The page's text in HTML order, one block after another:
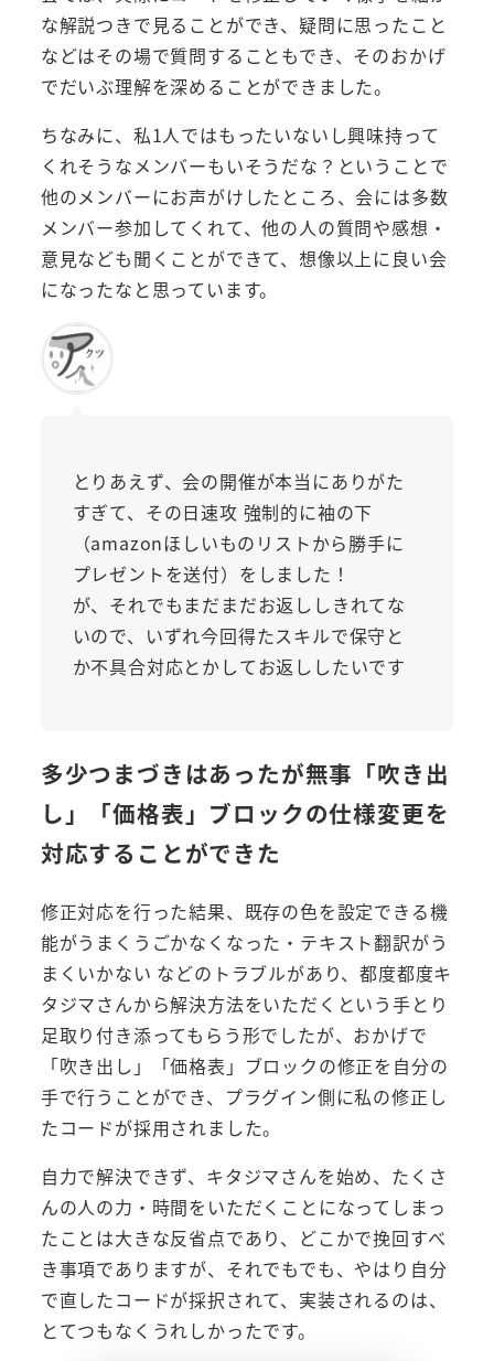
な解説つきで見ることができ、疑問に思ったこと
などはその場で質問することもでき、そのおかげ
でだいぶ理解を深めることができました。
ちなみに、私1人ではもったいないし興味持って
くれそうなメンバーもいそうだな？ということで
他のメンバーにお声がけしたところ、会には多数
メンバー参加してくれて、他の人の質問や感想・
意見なども聞くことができて、想像以上に良い会
になったなと思っています。
とりあえず、会の開催が本当にありがた
すぎて、その日速攻 強制的に袖の下
（amazonほしいものリストから勝手に
プレゼントを送付）をしました！
が、それでもまだまだお返ししきれてな
いので、いずれ今回得たスキルで保守と
か不具合対応とかしてお返ししたいです
多少つまづきはあったが無事「吹き出
し」「価格表」ブロックの仕様変更を
対応することができた
修正対応を行った結果、既存の色を設定できる機
能がうまくうごかなくなった・テキスト翻訳がう
まくいかない などのトラブルがあり、都度都度キ
タジマさんから解決方法をいただくという手とり
足取り付き添ってもらう形でしたが、おかげで
「吹き出し」「価格表」ブロックの修正を自分の
手で行うことができ、プラグイン側に私の修正し
たコードが採用されました。
自力で解決できず、キタジマさんを始め、たくさ
んの人の力・時間をいただくことになってしまっ
たことは大きな反省点であり、どこかで挽回すべ
き事項でありますが、それでもでも、やはり自分
で直したコードが採択されて、実装されるのは、
とてつもなくうれしかったです。